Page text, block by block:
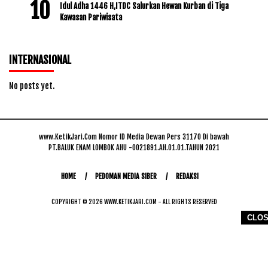
Idul Adha 1446 H,ITDC Salurkan Hewan Kurban di Tiga
Kawasan Pariwisata
INTERNASIONAL
No posts yet.
www.KetikJari.Com Nomor ID Media Dewan Pers 31170 Di bawah
PT.BALUK ENAM LOMBOK AHU -0021891.AH.01.01.TAHUN 2021
HOME PEDOMAN MEDIA SIBER REDAKSI
COPYRIGHT © 2026 WWW.KETIKJARI.COM - ALL RIGHTS RESERVED